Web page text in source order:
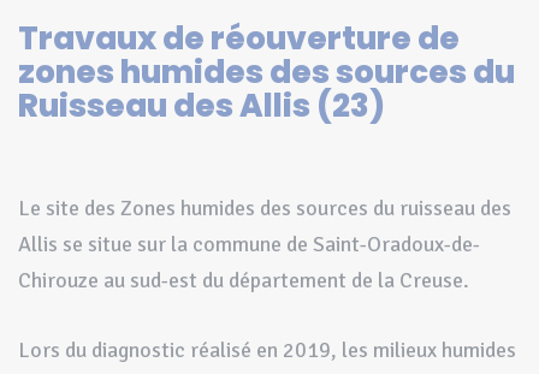
Travaux de réouverture de
zones humides des sources du
Ruisseau des Allis (23)
Le site des Zones humides des sources du ruisseau des
Allis se situe sur la commune de Saint-Oradoux-de-
Chirouze au sud-est du département de la Creuse.
Lors du diagnostic réalisé en 2019, les milieux humides